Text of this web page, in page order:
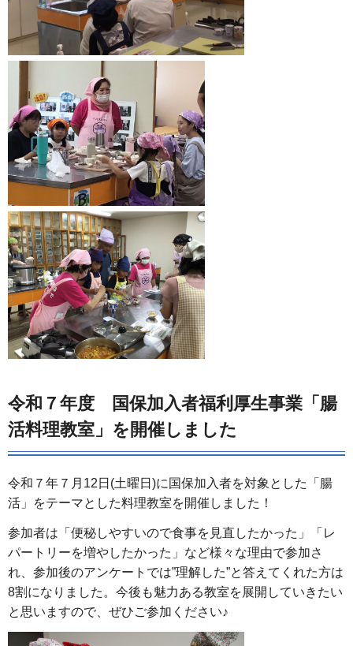
令和７年度 国保加入者福利厚生事業「腸
活料理教室」を開催しました
令和７年７月12日(土曜日)に国保加入者を対象とした「腸
活」をテーマとした料理教室を開催しました！
参加者は「便秘しやすいので食事を見直したかった」「レ
パートリーを増やしたかった」など様々な理由で参加さ
れ、参加後のアンケートでは”理解した”と答えてくれた方は
8割になりました。今後も魅力ある教室を展開していきたい
と思いますので、ぜひご参加ください♪